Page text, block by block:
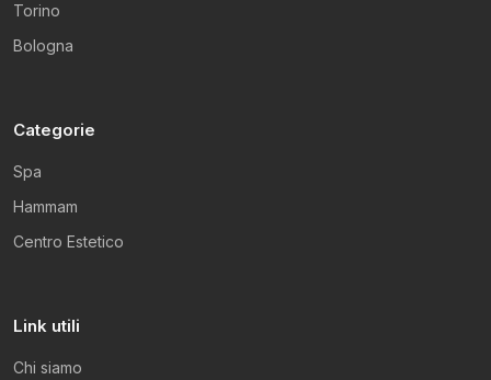
Torino
Bologna
Categorie
Spa
Hammam
Centro Estetico
Link utili
Chi siamo